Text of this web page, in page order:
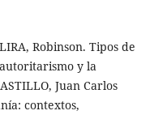
Robinson. Tipos de
y la
Juan Carlos
contextos,